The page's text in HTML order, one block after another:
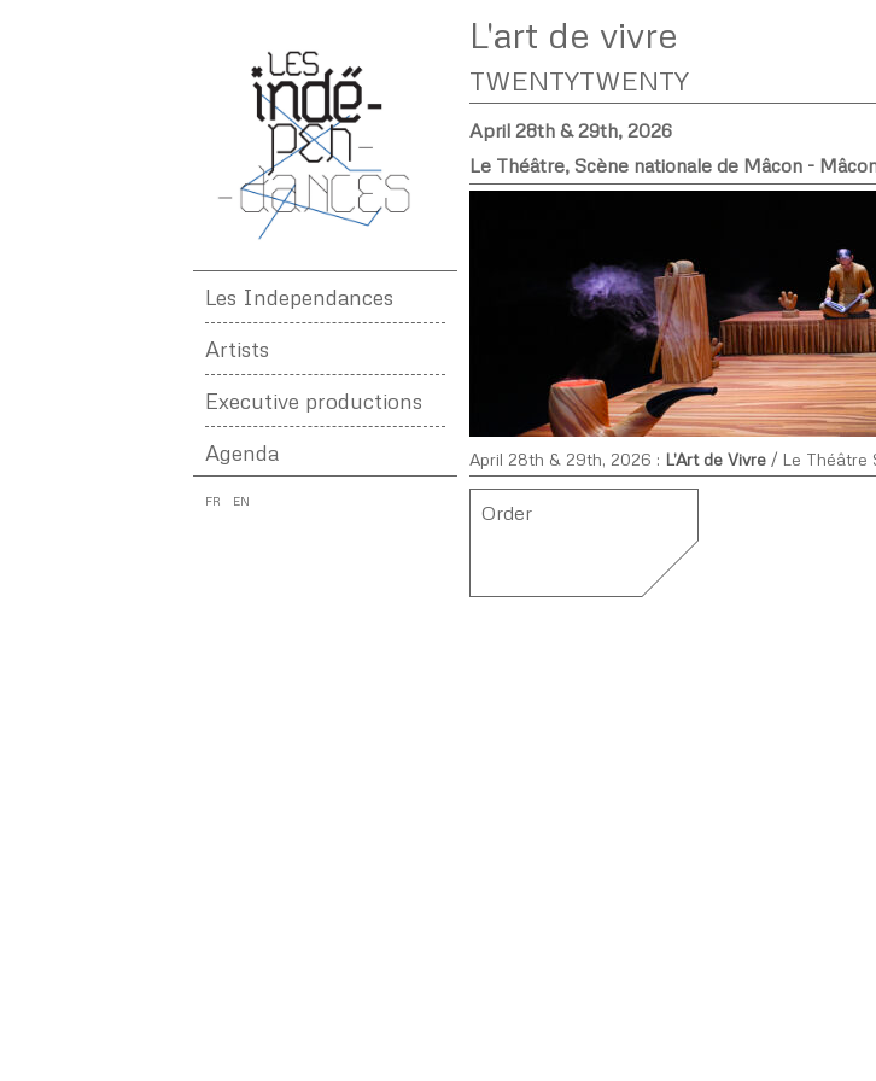
Les Independances
Artists
Executive productions
Agenda
FR EN
L'art de vivre
TWENTYTWENTY
April 28th & 29th, 2026
Le Théâtre, Scène nationale de Mâcon -
April 28th & 29th, 2026 : L’Art de Vivre / Le Théâtre
Order